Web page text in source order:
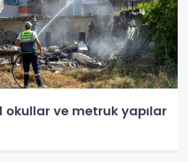
okullar ve metruk yapılar